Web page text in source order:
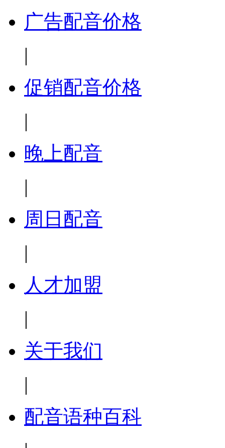
广告配音价格
|
促销配音价格
|
晚上配音
|
周日配音
|
人才加盟
|
关于我们
|
配音语种百科